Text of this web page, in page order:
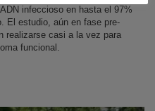
infeccioso en hasta el 97%
El estudio, aún en fase pre-
realizarse casi a la vez para
funcional.